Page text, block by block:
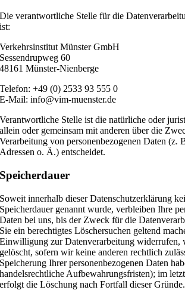
Die verantwortliche Stelle für die
ist:
Verkehrsinstitut Münster GmbH
Sessendrupweg 60
48161 Münster-Nienberge
Telefon: +49 (0) 2533 93 555 0
E-Mail: info@vim-muenster.de
Verantwortliche Stelle ist die natürliche oder
allein oder gemeinsam mit anderen über die
Verarbeitung von personenbezogenen Daten (z.
Adressen o. Ä.) entscheidet.
Speicherdauer
Soweit innerhalb dieser Datenschutzerklärung
Speicherdauer genannt wurde, verbleiben Ihre
Daten bei uns, bis der Zweck für die
Sie ein berechtigtes Löschersuchen geltend
Einwilligung zur Datenverarbeitung widerrufen,
gelöscht, sofern wir keine anderen rechtlich
Speicherung Ihrer personenbezogenen Daten
handelsrechtliche Aufbewahrungsfristen); im
erfolgt die Löschung nach Fortfall dieser Gründe.